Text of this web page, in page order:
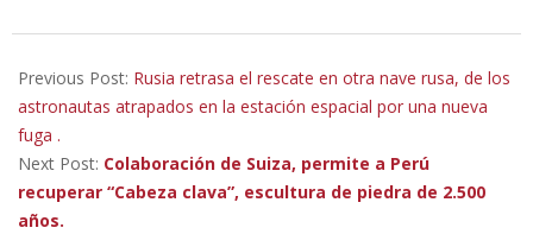
02-
16
Previous Post: Rusia retrasa el rescate en otra nave rusa, de los
astronautas atrapados en la estación espacial por una nueva
fuga .
Next Post: Colaboración de Suiza, permite a Perú
recuperar “Cabeza clava”, escultura de piedra de 2.500
años.